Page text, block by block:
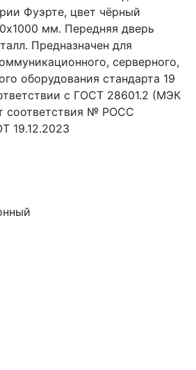
Фуэрте, цвет чёрный
мм. Передняя дверь
Предназначен для
серверного,
оборудования стандарта 19
с ГОСТ 28601.2 (МЭК
соответствия № РОСС
19.12.2023